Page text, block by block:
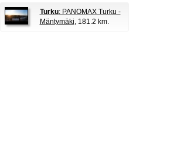
Turku: PANOMAX Turku -
Mäntymäki, 181.2 km.